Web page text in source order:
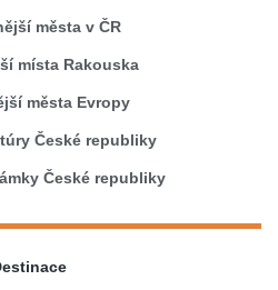
města v ČR
místa Rakouska
města Evropy
České republiky
České republiky